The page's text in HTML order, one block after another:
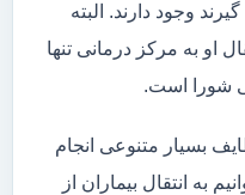
وجود دارند. البته
او به مرکز درمانی تنها
شورا است.
بسیار متنوعی انجام
به انتقال بیماران از